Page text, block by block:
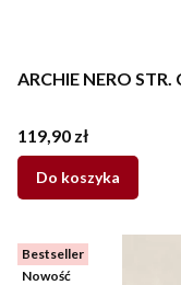
ARCHIE NERO
Cena
119,90 zł
Do koszyka
Bestseller
Nowość